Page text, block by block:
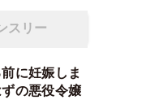
スリー
に妊娠しま
の悪役令嬢